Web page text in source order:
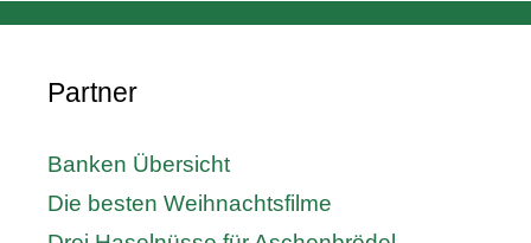
Partner
Banken Übersicht
Die besten Weihnachtsfilme